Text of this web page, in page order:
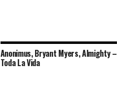
Anonimus, Bryant Myers, Almighty –
Toda La Vida